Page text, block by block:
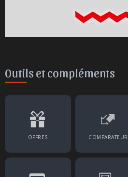
Outils et compléments
OFFRES COMPARATEUR